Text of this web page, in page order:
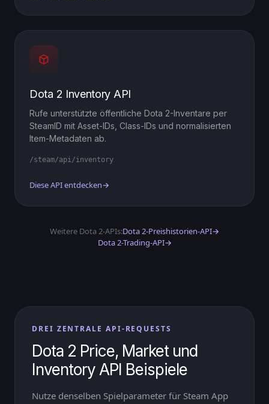
Dota 2 Inventory API
Rufe unterstützte öffentliche Dota 2-Inventare per
SteamID mit Asset-IDs, Class-IDs und normalisierten
Item-Metadaten ab.
/steam/api/inventory
Diese API entdecken→
Weitere Dota 2-APIs:Dota 2-Preishistorien-API→
Dota 2-Trading-API→
DREI ZENTRALE API-REQUESTS
Dota 2 Price, Market und
Inventory API Beispiele
Nutze denselben Spielparameter für Steam App